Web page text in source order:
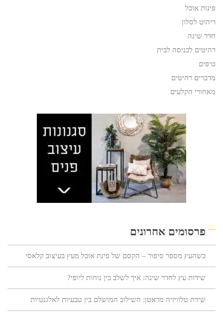
פינות אוכל
ריהוט לסלון
חדר שינה
רהיטים לכניסה לבית
טיפים
מדברים רהיטים
מאחורי הקלעים
פרסומים אחרונים
כשהעץ מספר סיפור – הקסם של פינת אוכל מעץ בעיצוב קלאסי
שידות עץ לחדר שינה: איך לשלב בין נוחות ליופי?
שידת טלוויזיה מראטן: השילוב המושלם בין טבעיות לאלגנטיות